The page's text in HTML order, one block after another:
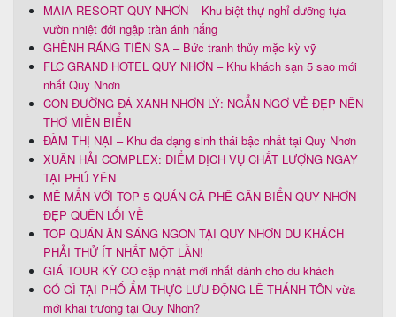
MAIA RESORT QUY NHƠN – Khu biệt thự nghỉ dưỡng tựa
vườn nhiệt đới ngập tràn ánh nắng
GHỀNH RÁNG TIÊN SA – Bức tranh thủy mặc kỳ vỹ
FLC GRAND HOTEL QUY NHƠN – Khu khách sạn 5 sao mới
nhất Quy Nhơn
CON ĐƯỜNG ĐÁ XANH NHƠN LÝ: NGẨN NGƠ VẺ ĐẸP NÊN
THƠ MIỀN BIỂN
ĐẦM THỊ NẠI – Khu đa dạng sinh thái bậc nhất tại Quy Nhơn
XUÂN HẢI COMPLEX: ĐIỂM DỊCH VỤ CHẤT LƯỢNG NGAY
TẠI PHÚ YÊN
MÊ MẨN VỚI TOP 5 QUÁN CÀ PHÊ GẦN BIỂN QUY NHƠN
ĐẸP QUÊN LỐI VỀ
TOP QUÁN ĂN SÁNG NGON TẠI QUY NHƠN DU KHÁCH
PHẢI THỬ ÍT NHẤT MỘT LẦN!
GIÁ TOUR KỲ CO cập nhật mới nhất dành cho du khách
CÓ GÌ TẠI PHỐ ẨM THỰC LƯU ĐỘNG LÊ THÁNH TÔN vừa
mới khai trương tại Quy Nhơn?